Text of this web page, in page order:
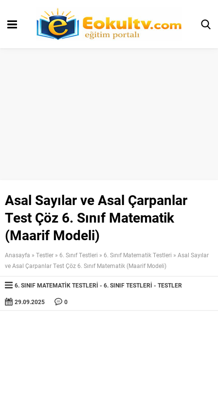
Asal Sayılar ve Asal Çarpanlar
Test Çöz 6. Sınıf Matematik
(Maarif Modeli)
Anasayfa » Testler » 6. Sınıf Testleri » 6. Sınıf Matematik Testleri » Asal Sayılar
ve Asal Çarpanlar Test Çöz 6. Sınıf Matematik (Maarif Modeli)
6. SINIF MATEMATIK TESTLERI 6. SINIF TESTLERI TESTLER
29.09.2025 0